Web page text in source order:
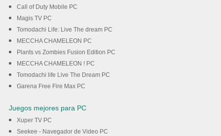
Call of Duty Mobile PC
Magis TV PC
Tomodachi Life: Live The dream PC
MECCHA CHAMELEON PC
Plants vs Zombies Fusion Edition PC
MECCHA CHAMELEON ! PC
Tomodachi life Live The Dream PC
Garena Free Fire Max PC
Juegos mejores para PC
Xuper TV PC
Seekee - Navegador de Video PC